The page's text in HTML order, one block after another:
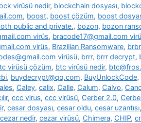
virüsü nedir, blockchain dosyası,
, boost, boost çözüm, boost
public and private., bozon, bozon
virüs, bracode17@gmail.com
virüs, Brazilian Ransomware,
virüsü, brrr, brrr decrypt,
virüsü çözüm, btc virüsü nedir,
, buydecrypt@qq.com, BuyUnlockCode,
, Caley, calix, Calle, Calum, Calvo,
, ccc virus, ccc virüsü, Cerber 2.0,
, cesar dosyası, cesar oldu, cesar uzantısı,
cezar nedir, cezar virüsü, Chimera, CHIP,